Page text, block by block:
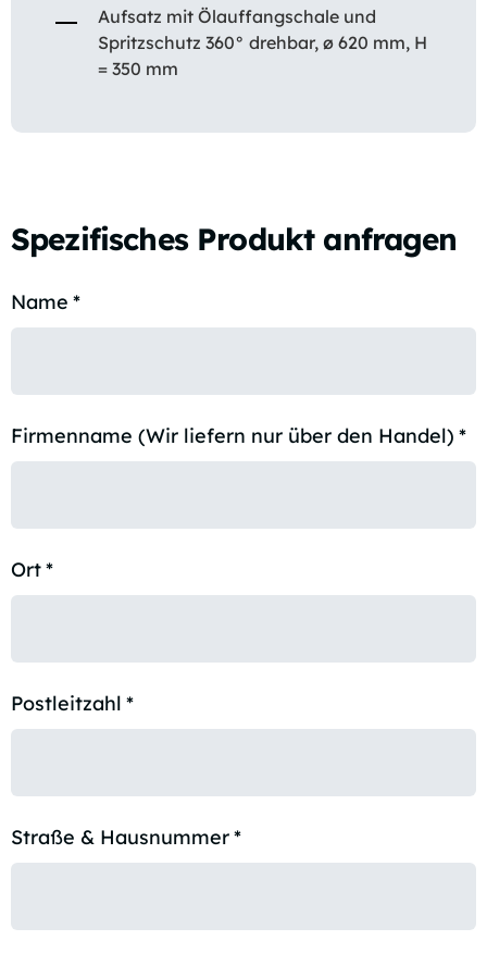
Aufsatz mit Ölauffangschale und
Spritzschutz 360° drehbar, ø 620 mm, H
= 350 mm
Spezifisches Produkt anfragen
Name *
Firmenname (Wir liefern nur über den Handel) *
Ort*
Postleitzahl *
Straße & Hausnummer*